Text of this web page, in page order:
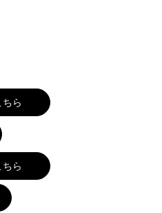
ら
ら